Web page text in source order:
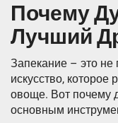
Почему
Лучший
Запекание – это не
искусство,
овоще. Вот почему
основным